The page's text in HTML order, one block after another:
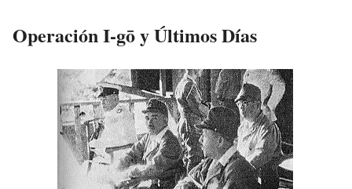
Operación I-gō y Últimos Días